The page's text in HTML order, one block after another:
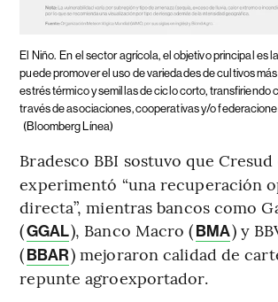
El Niño. En el sector agrícola, el objetivo principal es
puede promover el uso de variedades de cultivos
estrés térmico y semillas de ciclo corto, transfiriendo
través de asociaciones, cooperativas y/o
(Bloomberg Línea)
Bradesco BBI sostuvo que Cresud
experimentó “una recuperación
directa”, mientras bancos como
(GGAL), Banco Macro (BMA) y
(BBAR) mejoraron calidad de
repunte agroexportador.